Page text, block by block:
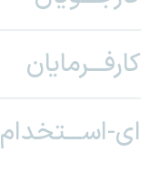
کارفـــرمایان
ای-اســـتخدام